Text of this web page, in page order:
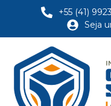
+55 (41)
Seja